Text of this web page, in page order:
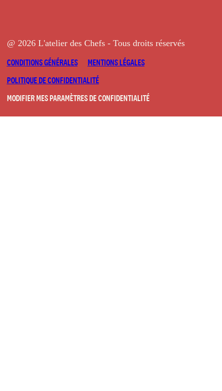
@ 2026 L'atelier des Chefs - Tous droits réservés
CONDITIONS GÉNÉRALES
MENTIONS LÉGALES
POLITIQUE DE CONFIDENTIALITÉ
MODIFIER MES PARAMÈTRES DE CONFIDENTIALITÉ